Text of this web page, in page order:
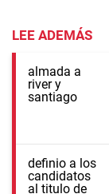
LEE ADEMÁS